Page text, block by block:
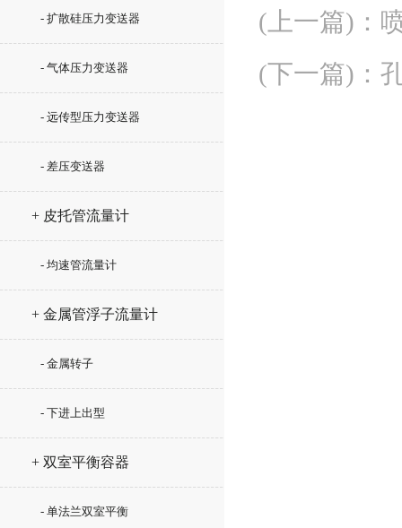
- 扩散硅压力变送器
- 气体压力变送器
- 远传型压力变送器
- 差压变送器
+ 皮托管流量计
- 均速管流量计
+ 金属管浮子流量计
- 金属转子
- 下进上出型
+ 双室平衡容器
- 单法兰双室平衡
(上一篇) ：
(下一篇) ：